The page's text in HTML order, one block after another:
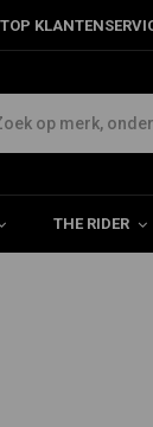
TOP
THE RIDER
Remdelen
17''